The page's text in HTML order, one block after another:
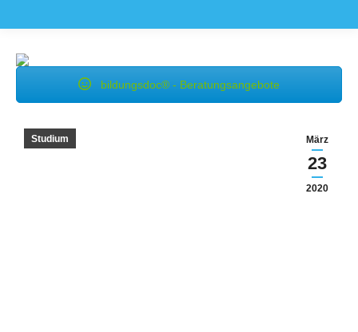
bildungsdoc® - Beratungsangebote
März
23
2020
Studium